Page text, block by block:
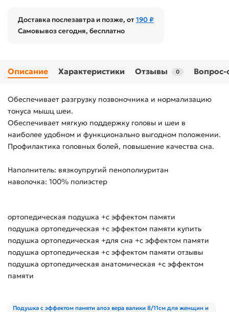
Доставка послезавтра и позже, от190 ₽
Самовывоз сегодня, бесплатно
Описание Характеристики Отзывы 0 Вопрос-
Обеспечивает разгрузку позвоночника и нормализацию
тонуса мышц шеи.
Обеспечивает мягкую поддержку головы и шеи в
наиболее удобном и функционально выгодном положении.
Профилактика головных болей, повышение качества сна.
Наполнитель: вязкоупругий пенополиуритан
наволочка: 100% полиэстер
ортопедическая подушка +с эффектом памяти
подушка ортопедическая +с эффектом памяти купить
подушка ортопедическая +для сна +с эффектом памяти
подушка ортопедическая +с эффектом памяти отзывы
подушка ортопедическая анатомическая +с эффектом
памяти
Подушка с эффектом памяти алоэ вера валики 8/11см для женщин и